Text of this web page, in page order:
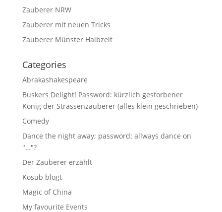
Zauberer NRW
Zauberer mit neuen Tricks
Zauberer Münster Halbzeit
Categories
Abrakashakespeare
Buskers Delight! Password: kürzlich gestorbener
König der Strassenzauberer (alles klein geschrieben)
Comedy
Dance the night away; password: allways dance on
"…"?
Der Zauberer erzählt
Kosub blogt
Magic of China
My favourite Events